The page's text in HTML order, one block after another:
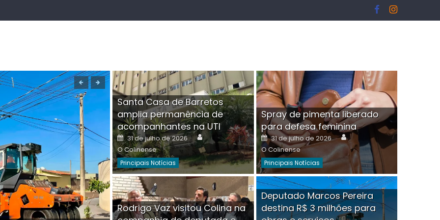
Boutique na Av. Ângelo Martins Tristão é
invadida por criminoso mascarado
Santa Casa de Barretos
amplia permanência de
acompanhantes na UTI
Posted
on
31 de julho de 2026 Author
O Colinense
Principais Notícias
Spray de pimenta liberado
para defesa feminina
Posted
on
31 de julho de 2026 Author
O Colinense
Principais Notícias
Rodrigo Vaz visitou Colina na
Deputado Marcos Pereira
destina R$ 3 milhões para